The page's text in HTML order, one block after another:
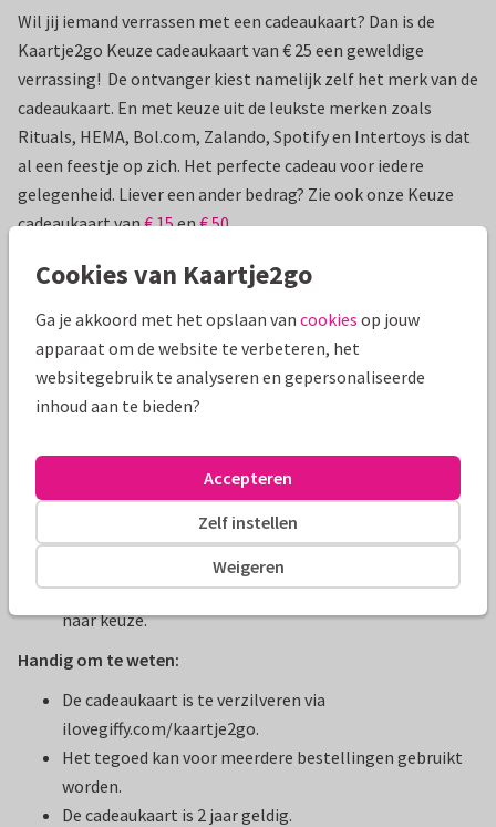
Wil jij iemand verrassen met een cadeaukaart? Dan is de
Kaartje2go Keuze cadeaukaart van € 25 een geweldige
verrassing! De ontvanger kiest namelijk zelf het merk van de
cadeaukaart. En met keuze uit de leukste merken zoals
Rituals, HEMA, Bol.com, Zalando, Spotify en Intertoys is dat
al een feestje op zich. Het perfecte cadeau voor iedere
gelegenheid. Liever een ander bedrag? Zie ook onze Keuze
cadeaukaart van€ 15en€ 50.
Hoe werkt het precies?
code.
Via de URL op dit kaartje, komt de ontvanger direct op
de verzilverpagina terecht.
De ontvanger kiest een cadeaukaart uit meer dan 40
ook op de cadeaukaart).
De ontvanger vult zijn of haar gegevens in, zodat de
code kan worden verzilverd.
De ontvanger krijgt een e-mail met daarin de digitale
cadeaukaart, die kan worden ingeleverd bij het merk
naar keuze.
Handig om te weten:
De cadeaukaart is te verzilveren via
ilovegiffy.com/kaartje2go.
Het tegoed kan voor meerdere bestellingen gebruikt
worden.
De cadeaukaart is 2 jaar geldig.
Cookies van Kaartje2go
Ga je akkoord met het opslaan van cookies op jouw
apparaat om de website te verbeteren, het
websitegebruik te analyseren en gepersonaliseerde
inhoud aan te bieden?
Weigeren
Zelf instellen
Accepteren